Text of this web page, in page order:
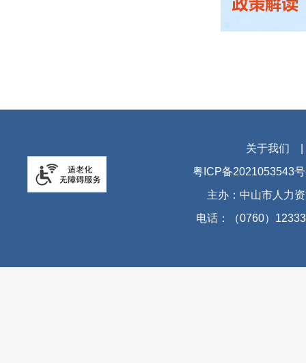
关于我们
粤ICP备2021053543
主办：中山市人力
电话：（0760）12333